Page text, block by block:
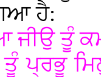
ਹੈ:
ਜੀਉ ਤੂੰ